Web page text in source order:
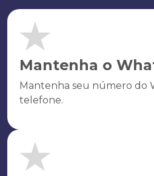
Mantenha o
Mantenha seu número do
telefone.